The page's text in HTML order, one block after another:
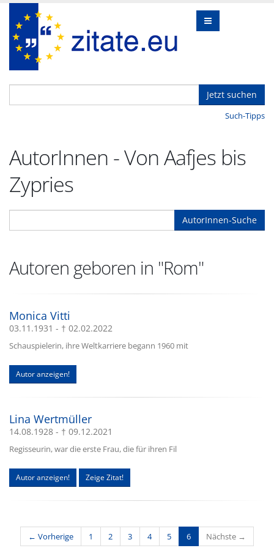
Jetzt suchen
Such-Tipps
AutorInnen - Von Aafjes bis
Zypries
AutorInnen-Suche
Autoren geboren in "Rom"
Monica Vitti
03.11.1931 - † 02.02.2022
Schauspielerin, ihre Weltkarriere begann 1960 mit
Autor anzeigen!
Lina Wertmüller
14.08.1928 - † 09.12.2021
Regisseurin, war die erste Frau, die für ihren Fil
Autor anzeigen! Zeige Zitat!
← Vorherige 1 2 3 4 5 6(current)Nächste →